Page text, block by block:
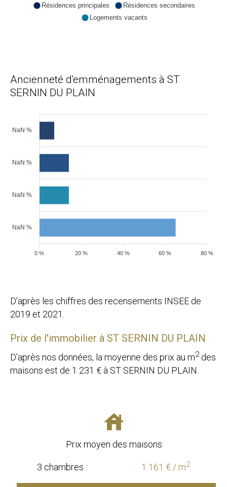
Résidences principales
Résidences secondaires
Logements vacants
Ancienneté d'emménagements à ST
SERNIN DU PLAIN
NaN %
NaN %
NaN %
NaN %
80 %
60 %
40 %
20 %
0 %
D'après les chiffres des recensements INSEE de
2019 et 2021.
Prix de l'immobilier à ST SERNIN DU PLAIN
D'après nos données, la moyenne des prix au m2des
maisons est de 1 231 € à ST SERNIN DU PLAIN.
Prix moyen des maisons
3 chambres : 1 161 € / m2